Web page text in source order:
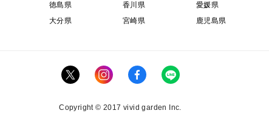
徳島県 香川県 愛媛県
大分県 宮崎県 鹿児島県
Copyright © 2017 vivid garden Inc.